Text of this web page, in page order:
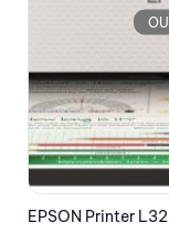
EPSON Printer